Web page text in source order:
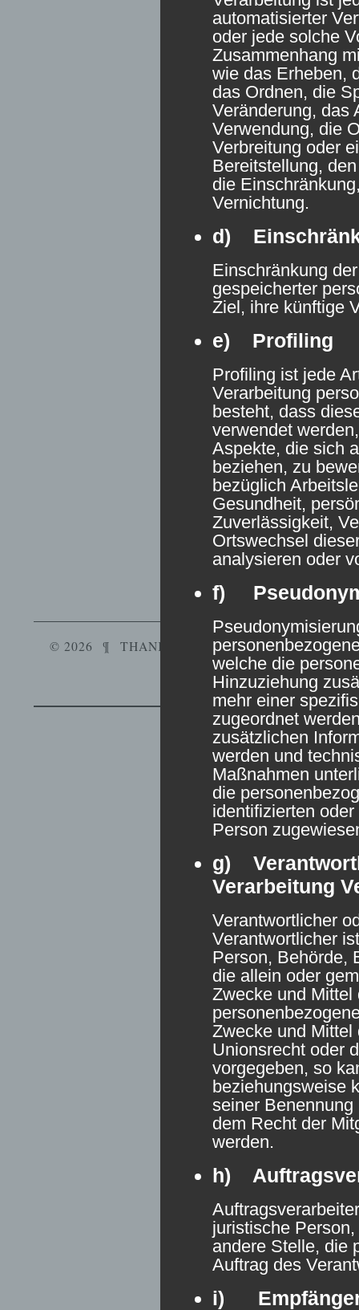
© 2026 ¶ THANKS, WORDPRESS. ¶
automatisierter
oder jede solche
Zusammenhang
wie das Erheben,
das Ordnen, die
Veränderung, das
Verwendung, die
Verbreitung oder
Bereitstellung,
die
Vernichtung.
d)
Einschränkung
gespeicherter
Ziel, ihre künftige
e) Profiling
Profiling ist jede
Verarbeitung
besteht, dass
verwendet
Aspekte, die sich
beziehen, zu
bezüglich
Gesundheit,
Zuverlässigkeit,
Ortswechsel
analysieren oder
f)
welche die
Hinzuziehung
mehr einer
zugeordnet
zusätzlichen
werden und
Maßnahmen
die
identifizierten
Person
g)
Verarbeitung
Verantwortlicher
Verantwortlicher
Person, Behörde,
die allein oder
Zwecke und Mittel
Zwecke und Mittel
Unionsrecht oder
vorgegeben, so
beziehungsweise
seiner
dem Recht der
werden.
h)
juristische
andere Stelle, die
Auftrag des
i)